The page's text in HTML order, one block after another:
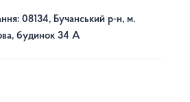
08134, Бучанський р-н, м.
будинок 34 А